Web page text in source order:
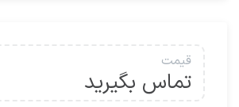
قیمت
تماس بگیرید